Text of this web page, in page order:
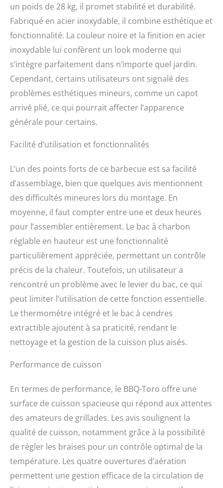
dans un seul appareil
pratique. Fonctions :
grâce à la manivelle, vous
pouvez facilement varier
la hauteur du bac à
charbon et l'adapter à
vos projets de barbecue.
Avec le thermomètre
intégré dans le couvercle,
vous avez un contrôle
optimal de la
cendres extensible
trappe de feu permet de
charbon même pendant
l'utilisation, tandis que
les deux volets d'aération
sur le corps du chariot
régulent l'air entrant.
Caractéristiques : les
dimensions de la
chambre de cuisson sont
de 55 x 40 x 21 cm (l x p x
h), tandis que la surface
de cuisson mesure 54 x
42,5 cm (l x p). En outre,
le chariot de cuisson à
charbon de bois dispose
d'une grille chauffante de
53,5 x 20 cm (l x p) et
35,5 x 9,5 cm (l x p), vous
pouvez ouvrir le
couvercle rapidement et
facilement. Espace de
rangement : une grande
surface de rangement de
41 x 36 cm (l x p) sous la
chambre de cuisson offre
accessoires et les
un poids de 28 kg, il promet stabilité et durabilité.
Fabriqué en acier inoxydable, il combine esthétique et
fonctionnalité. La couleur noire et la finition en acier
inoxydable lui confèrent un look moderne qui
s’intègre parfaitement dans n’importe quel jardin.
Cependant, certains utilisateurs ont signalé des
problèmes esthétiques mineurs, comme un capot
arrivé plié, ce qui pourrait affecter l’apparence
générale pour certains.
Facilité d’utilisation et fonctionnalités
L’un des points forts de ce barbecue est sa facilité
d’assemblage, bien que quelques avis mentionnent
des difficultés mineures lors du montage. En
moyenne, il faut compter entre une et deux heures
pour l’assembler entièrement. Le bac à charbon
réglable en hauteur est une fonctionnalité
particulièrement appréciée, permettant un contrôle
précis de la chaleur. Toutefois, un utilisateur a
rencontré un problème avec le levier du bac, ce qui
peut limiter l’utilisation de cette fonction essentielle.
Le thermomètre intégré et le bac à cendres
extractible ajoutent à sa praticité, rendant le
nettoyage et la gestion de la cuisson plus aisés.
Performance de cuisson
En termes de performance, le BBQ-Toro offre une
surface de cuisson spacieuse qui répond aux attentes
des amateurs de grillades. Les avis soulignent la
qualité de cuisson, notamment grâce à la possibilité
de régler les braises pour un contrôle optimal de la
température. Les quatre ouvertures d’aération
permettent une gestion efficace de la circulation de